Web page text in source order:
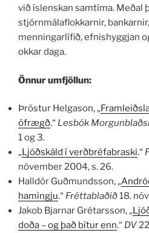
við íslenskan samtíma. Meðal
stjórnmálaflokkarnir,
menningarlífið, efnishyggjan
okkar daga.
Önnur umfjöllun:
Þröstur Helgason, „
ófrægð.“ Lesbók
1 og 3.
„Ljóðskáld í verðbréfabraski.“
nóvember 2004, s. 26.
Halldór Guðmundsson, „
hamingju.“ Fréttablaðið18.
Jakob Bjarnar Grétarsson, „
doða – og það bítur enn.“ DV